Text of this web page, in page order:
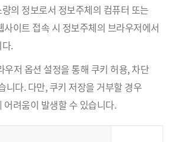
의 정보로서 정보주체의 컴퓨터 또는
사이트 접속 시 정보주체의 브라우저에서
.
저 옵션 설정을 통해 쿠키 허용, 차단
니다. 다만, 쿠키 저장을 거부할 경우
어려움이 발생할 수 있습니다.